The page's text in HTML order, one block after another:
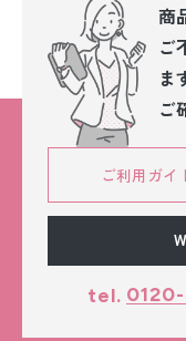
商
ご
ま
ご
ご利用ガイ
tel.